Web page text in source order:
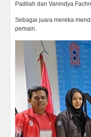
Padilah dan Vanindya
Sebagai juara mereka
pemain.